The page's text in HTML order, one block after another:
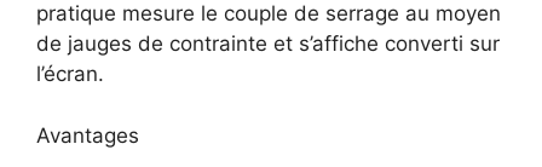
pratique mesure le couple de serrage au moyen
de jauges de contrainte et s’affiche converti sur
l’écran.
Avantages